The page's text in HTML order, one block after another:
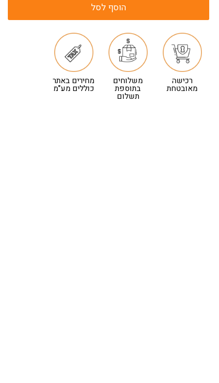
הוסף לסל
רכישה
מאובטחת
משלוחים
בתוספת
תשלום
מחירים באתר
כוללים מע"מ